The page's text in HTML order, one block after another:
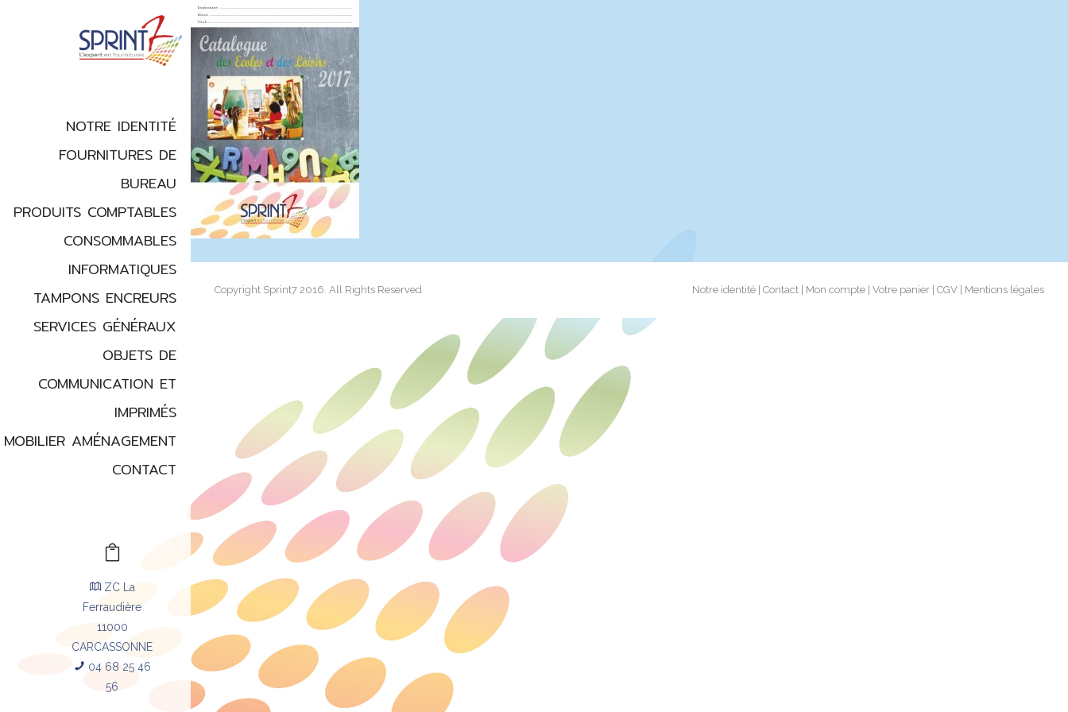
NOTRE IDENTITÉ
FOURNITURES DE
BUREAU
PRODUITS COMPTABLES
CONSOMMABLES
INFORMATIQUES
TAMPONS ENCREURS
SERVICES GÉNÉRAUX
OBJETS DE
COMMUNICATION ET
IMPRIMÉS
MOBILIER AMÉNAGEMENT
CONTACT
ZC La
Ferraudière
11000
CARCASSONNE
04 68 25 46
56
Copyright Sprint7 2016. All Rights Reserved Notre identité Contact Mon compte Votre panier CGV Mentions légales